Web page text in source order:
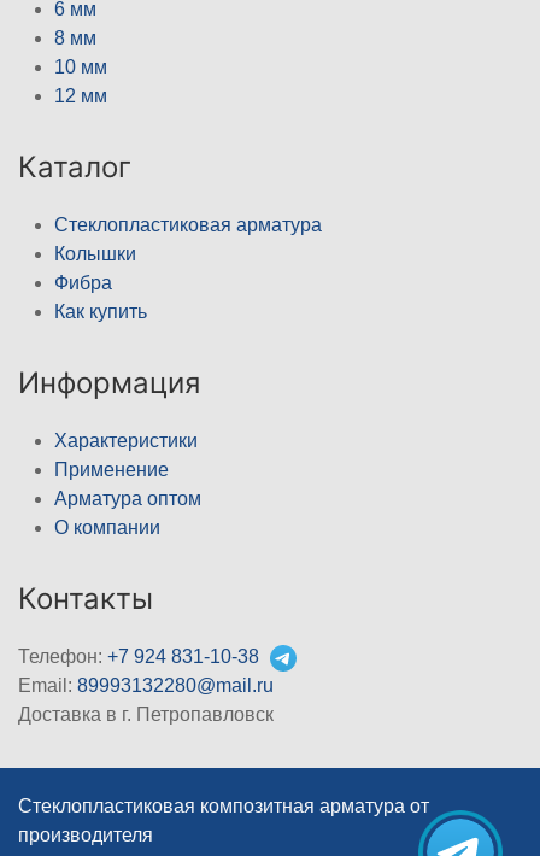
6 мм
8 мм
10 мм
12 мм
Каталог
Стеклопластиковая арматура
Колышки
Фибра
Как купить
Информация
Характеристики
Применение
Арматура оптом
О компании
Контакты
Телефон: +7 924 831-10-38
Email: 89993132280@mail.ru
Доставка в г. Петропавловск
Стеклопластиковая композитная арматура от
производителя